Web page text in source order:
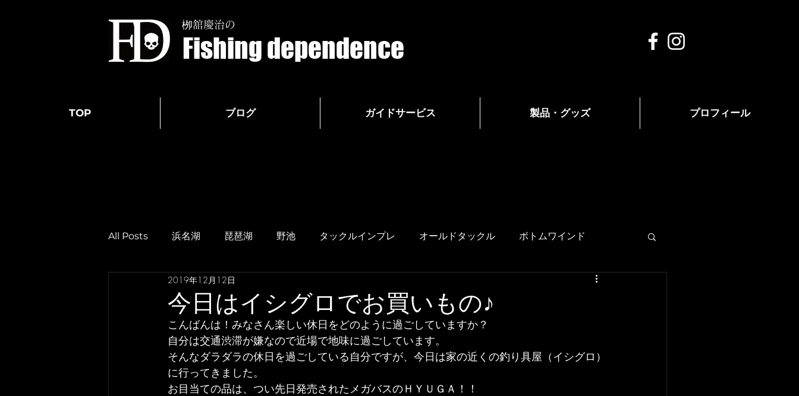
栁舘慶治の
Fishing dependence
TOP ブログ ガイドサービス 製品・グッズ プロフィール
All Posts 浜名湖 琵琶湖 野池 タックルインプレ オールドタックル ボトムワインド
今日はイシグロでお買いもの♪
2019年12月12日
こんばんは！みなさん楽しい休日をどのように過ごしていますか？
自分は交通渋滞が嫌なので近場で地味に過ごしています。
そんなダラダラの休日を過ごしている自分ですが、今日は家の近くの釣り具屋（イシグロ）
に行ってきました。
お目当ての品は、つい先日発売されたメガバスのＨＹＵＧＡ！！